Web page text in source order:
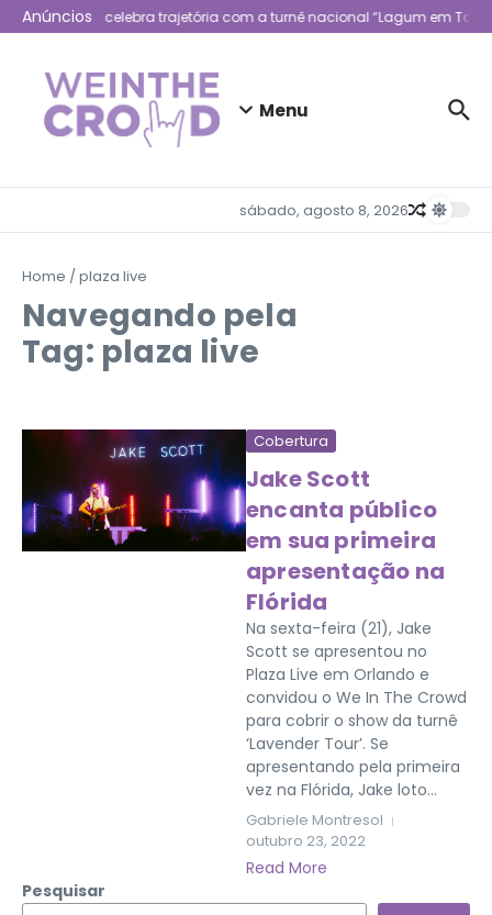
Ir para o conteúdo
Anúncios
Lagum celebra trajetória com a turnê nacional “Lagum em Todo
Menu
sábado, agosto 8, 2026
Home /plaza live
Navegando pela
Tag: plaza live
Cobertura
Jake Scott
encanta público
em sua primeira
apresentação na
Flórida
Na sexta-feira (21), Jake
Scott se apresentou no
Plaza Live em Orlando e
convidou o We In The Crowd
para cobrir o show da turnê
‘Lavender Tour’. Se
apresentando pela primeira
vez na Flórida, Jake loto...
Gabriele Montresol
outubro 23, 2022
Read More
Pesquisar